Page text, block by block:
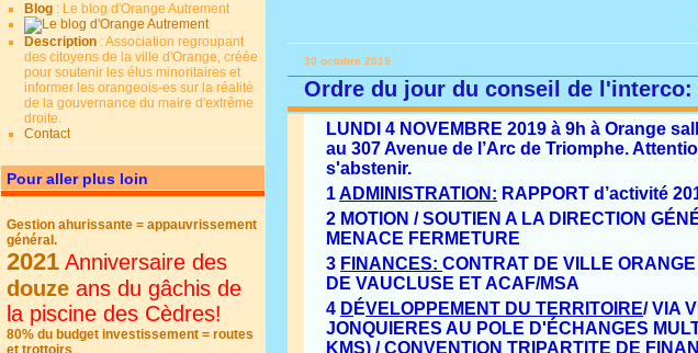
Blog : Le blog d'Orange Autrement
Description : Association regroupant
des citoyens de la ville d'Orange, créée
pour soutenir les élus minoritaires et
informer les orangeois-es sur la réalité
de la gouvernance du maire d'extrême
droite.
Contact
Pour aller plus loin
Gestion ahurissante = appauvrissement
général.
2021 Anniversaire des
douze ans du gâchis de
la piscine des Cèdres!
80% du budget investissement = routes
et trottoirs
30 octobre 2019
Ordre du jour du conseil de l'interco:
LUNDI4 NOVEMBRE 2019 à9hàOrange
au307 Avenue de l’Arc de Triomphe.
s'abstenir.
1ADMINISTRATION: RAPPORT d’activité
2 MOTION / SOUTIEN A LA DIRECTIONGÉ N
MENACE FERMETURE
3 FINANCES:CONTRAT DE VILLE
DE VAUCLUSE ET ACAF/MSA
4 D ÉVELOPPEMENT DU TERRITOIRE/VIA
JONQUIERES AU POLE D' ÉCHANGES
KMS) / CONVENTIONTRIPARTITE DE